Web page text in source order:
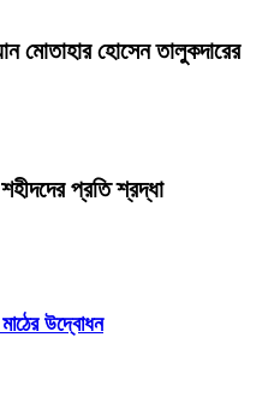
মোতাহার হোসেন তালুকদারের
প্রতি শ্রদ্ধা
উদ্বোধন